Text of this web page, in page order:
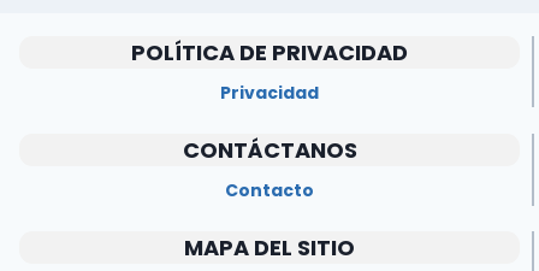
POLÍTICA DE PRIVACIDAD
Privacidad
CONTÁCTANOS
Contacto
MAPA DEL SITIO